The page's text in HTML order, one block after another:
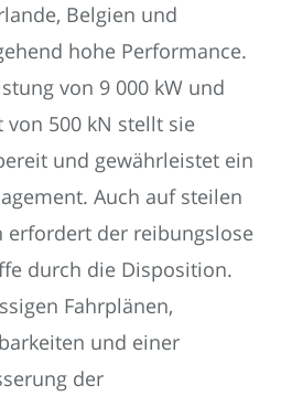
Belgien und
hohe Performance.
von 9 000 kW und
500 kN stellt sie
und gewährleistet ein
Auch auf steilen
erfordert der reibungslose
durch die Disposition.
Fahrplänen,
und einer
der